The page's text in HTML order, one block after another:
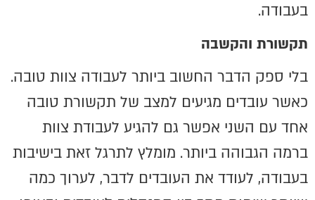
בעבודה.
תקשורת והקשבה
בלי ספק הדבר החשוב ביותר לעבודה צוות טובה.
כאשר עובדים מגיעים למצב של תקשורת טובה
אחד עם השני אפשר גם להגיע לעבודת צוות
ברמה הגבוהה ביותר. מומלץ לתרגל זאת בישיבות
בעבודה, לעודד את העובדים לדבר, לערוך כמה